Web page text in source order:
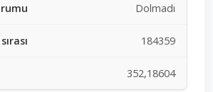
Dolmadı
184359
352,18604